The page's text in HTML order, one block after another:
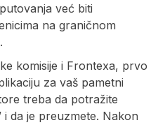
već biti
na graničnom
komisije i Frontexa, prvo
za vaš pametni
treba da potražite
i da je preuzmete. Nakon